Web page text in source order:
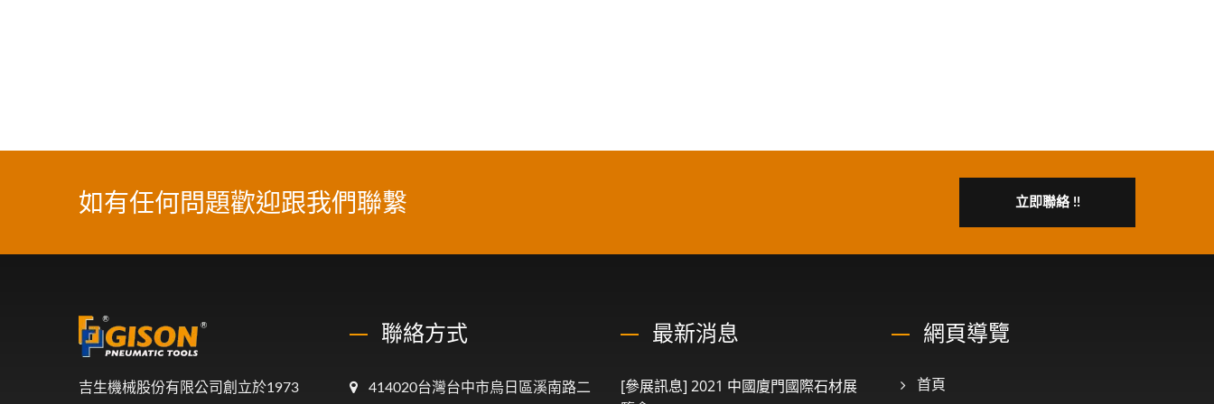
如有任何問題歡迎跟我們聯繫 立即聯絡 !!
吉生機械股份有限公司創立於1973
聯絡方式
414020台灣台中市烏日區溪南路二
最新消息
[參展訊息] 2021 中國廈門國際石材展
網頁導覽
首頁